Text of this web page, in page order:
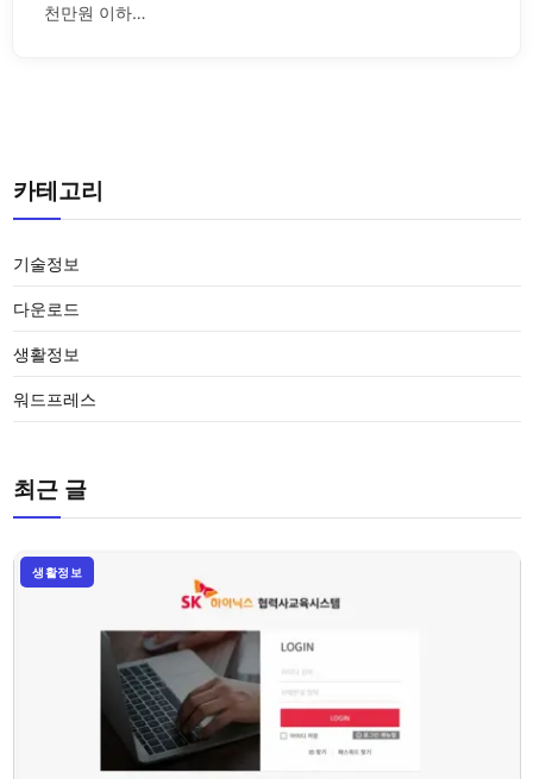
천만원 이하…
카테고리
기술정보
다운로드
생활정보
워드프레스
최근 글
생활정보